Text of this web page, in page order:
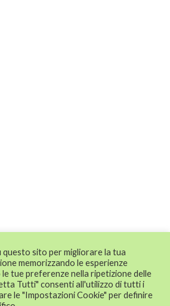
questo sito per migliorare la tua
memorizzando le esperienze
tue preferenze nella ripetizione delle
Tutti" consenti all'utilizzo di tutti i
le "Impostazioni Cookie" per definire